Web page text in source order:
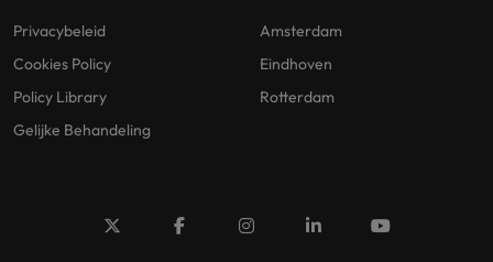
Privacybeleid
Cookies Policy
Policy Library
Gelijke Behandeling
Amsterdam
Eindhoven
Rotterdam